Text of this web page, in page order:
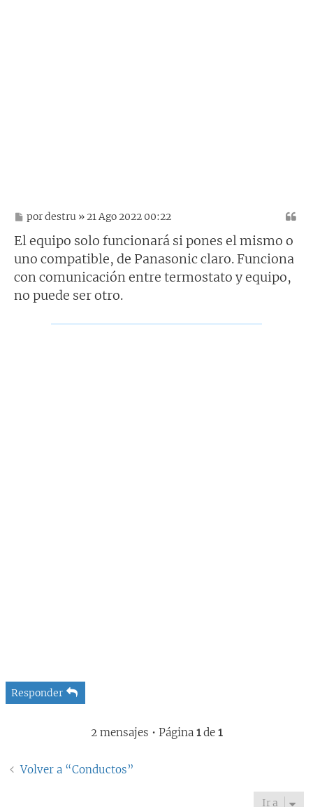
M
n
a
j
e
pordestru » 21 Ago 2022 00:22
El equipo solo funcionará si pones el mismo o
uno compatible, de Panasonic claro. Funciona
con comunicación entre termostato y equipo,
no puede ser otro.
Responder
2 mensajes • Página 1de 1
Volver a “Conductos”
Ir a